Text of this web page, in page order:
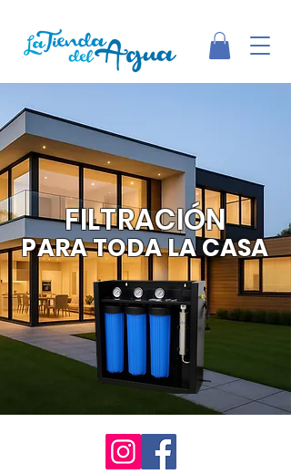
FILTRACIÓN
PARA TODA LA CASA